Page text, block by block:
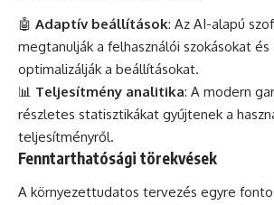
🤖 Adaptív beállítások: Az AI-alapú
megtanulják a felhasználói szokásokat
optimalizálják a beállításokat.
📊 Teljesítmény analitika: A modern
részletes statisztikákat gyűjtenek a
teljesítményről.
Fenntarthatósági törekvések
A környezettudatos tervezés egyre